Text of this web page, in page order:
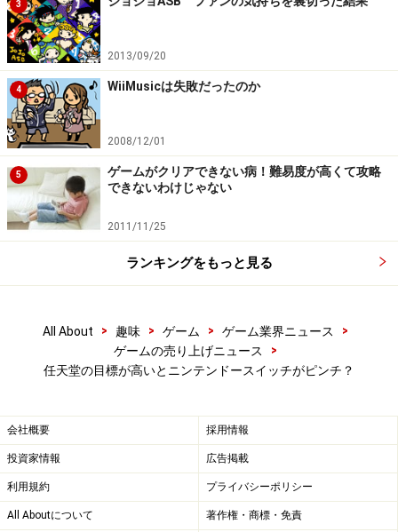
現行世代において、世界で最も売れているハードはソニ
ー・インタラクティブエンタテインメントが販売する
PlayStation4（以下PS4）です。ハイエンドの据え置き
ゲーム機市場が縮小してしまった日本では、PS4はそれ
ほど売れていない印象があるかもしれませんが、全世界
的には大ヒットゲーム機です。そのPS4の世界累計3,000
万台を突破したタイミングが、おおよそ発売2年後で、
これはPlayStationプラットフォーム最速記録となりま
す。というと、ほぼ同じくらいのタイミングで3,800万台
近くを売りたいと言っている任天堂の目標が非常に高く
設定されていることがおわかりいただけるかと思いま
す。
ちなみに、このPS4の記録は歴代ゲーム機の中では2位と
なり、過去最高速で3,000万台を達成しているのはWiiで
そ1年11ヵ月ぐらいのデータになるんですが、この時点
で3,455万台でした。Wiiはこの時点で発売から年末商戦
を1回しか経験していないということを考慮すると、年
末商戦2回を経て2年1ヵ月で3,779万台は、おおむねWiiの
ようなスピード感を狙っている、ということが言えるか
3
2013/09/20
4 WiiMusicは失敗だったのか
2008/12/01
5
ゲームがクリアできない病！難易度が高くて攻略
できないわけじゃない
2011/11/25
ランキングをもっと見る
All About > 趣味 > ゲーム > ゲーム業界ニュース
>
ゲームの売り上げニュース
>
任天堂の目標が高いとニンテンドースイッチがピンチ？
会社概要 採用情報
投資家情報 広告掲載
利用規約 プライバシーポリシー
All Aboutについて 著作権・商標・免責